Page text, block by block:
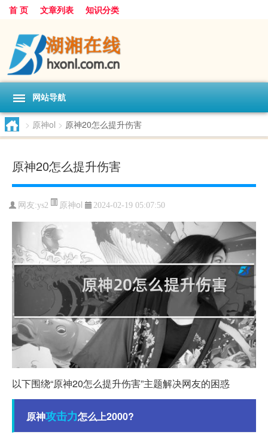
首 页 文章列表 知识分类
网站导航
> 原神ol > 原神20怎么提升伤害
原神20怎么提升伤害
网友:ys2 原神ol 2024-02-19 05:07:50
以下围绕“原神20怎么提升伤害”主题解决网友的困惑
原神攻击力怎么上2000?